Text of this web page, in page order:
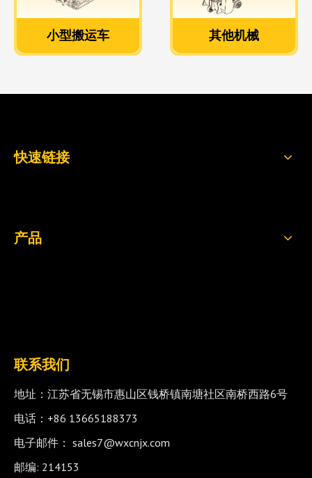
小型搬运车
小型搬运车 其他机械
其他机械
快速链接
产品
联系我们
地址：江苏省无锡市惠山区钱桥镇南塘社区南桥西路6号
电话：+86 13665188373
电子邮件： sales7@wxcnjx.com
邮编: 214153